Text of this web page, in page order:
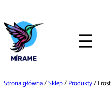
do
treści
Strona główna/Sklep/Produkty/